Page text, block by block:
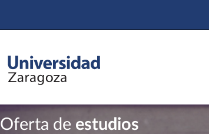
Oferta de estudios